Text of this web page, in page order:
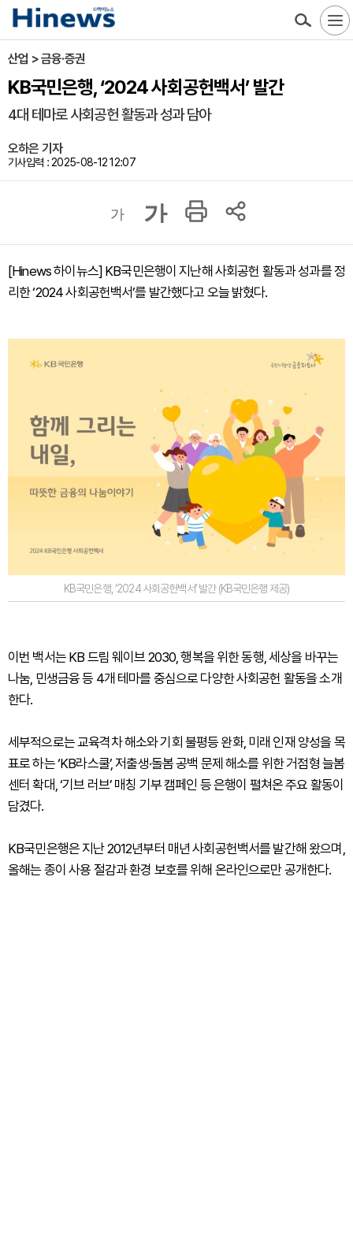
산업 > 금융·증권
KB국민은행, ‘2024 사회공헌백서’ 발간
4대 테마로 사회공헌 활동과 성과 담아
오하은 기자
기사입력 : 2025-08-12 12:07
가 가
[Hinews 하이뉴스] KB국민은행이 지난해 사회공헌 활동과 성과를 정
리한 ‘2024 사회공헌백서’를 발간했다고 오늘 밝혔다.
KB국민은행, ‘2024 사회공헌백서’ 발간 (KB국민은행 제공)
이번 백서는 KB 드림 웨이브 2030, 행복을 위한 동행, 세상을 바꾸는
나눔, 민생금융 등 4개 테마를 중심으로 다양한 사회공헌 활동을 소개
한다.
세부적으로는 교육격차 해소와 기회 불평등 완화, 미래 인재 양성을 목
표로 하는 ‘KB라스쿨’, 저출생·돌봄 공백 문제 해소를 위한 거점형 늘봄
센터 확대, ‘기브 러브’ 매칭 기부 캠페인 등 은행이 펼쳐온 주요 활동이
담겼다.
KB국민은행은 지난 2012년부터 매년 사회공헌백서를 발간해 왔으며,
올해는 종이 사용 절감과 환경 보호를 위해 온라인으로만 공개한다.